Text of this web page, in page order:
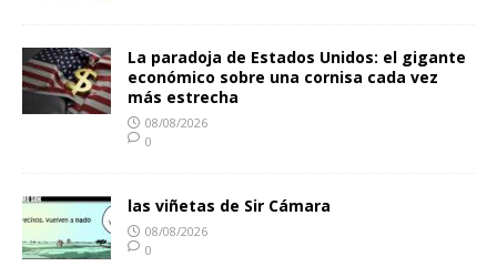
La paradoja de Estados Unidos: el gigante
económico sobre una cornisa cada vez
más estrecha
08/08/2026
0
las viñetas de Sir Cámara
08/08/2026
0